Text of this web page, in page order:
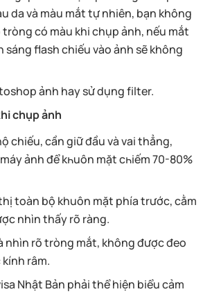
da và màu mắt tự nhiên, bạn không
có màu khi chụp ảnh, nếu mắt
sáng flash chiếu vào ảnh sẽ không
ảnh hay sử dụng filter.
chụp ảnh
chiếu, cần giữ đầu và vai thẳng,
ảnh để kһuôn mặt сһіếm 70-80%
toàn bộ khuôn mặt phía trước, cằm
nhìn thấy rõ ràng.
nhìn rõ tròng mắt, không được đeo
râm.
Nhật Bản phải thể hiện biểu cảm